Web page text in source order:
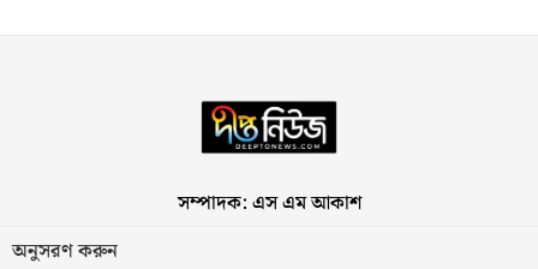
সম্পাদক: এস এম আকাশ
অনুসরণ করুন